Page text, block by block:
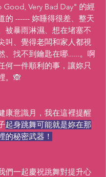
Good, Very Bad Day" 的經
的 ------ 妳睡得很差、整天
被暴雨淋濕、想在堵塞不
叫、覺得老闆和家人都視
、找不到鑰匙在哪......。啊
何一件順利的事，讓妳只
。🙈
康意識月，我在這裡提醒
起身跳舞可能就是妳在那
的秘密武器！
們一起慶祝跳舞對提升心